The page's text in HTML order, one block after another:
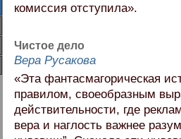
комиссия отступила».
Чистое дело
Вера Русакова
«Эта фантасмагорическая
правилом, своеобразным
действительности, где
вера и наглость важнее